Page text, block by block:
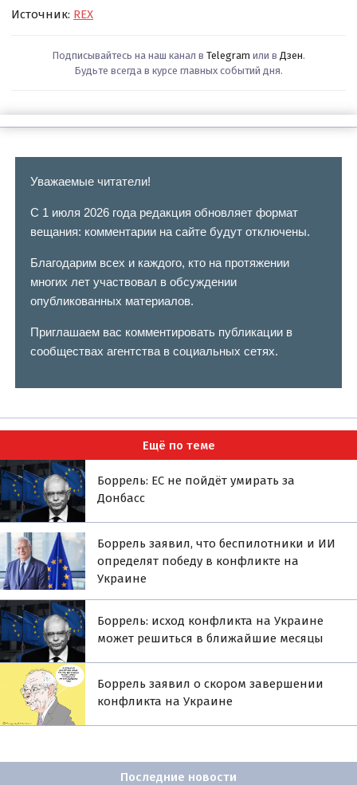
Источник: REX
Подписывайтесь на наш канал в Telegram или в Дзен.
Будьте всегда в курсе главных событий дня.
Уважаемые читатели!
С 1 июля 2026 года редакция обновляет формат
вещания: комментарии на сайте будут отключены.
Благодарим всех и каждого, кто на протяжении
многих лет участвовал в обсуждении
опубликованных материалов.
Приглашаем вас комментировать публикации в
сообществах агентства в социальных сетях.
Ещё по теме
Боррель: ЕС не пойдёт умирать за
Донбасс
Боррель заявил, что беспилотники и ИИ
определят победу в конфликте на
Украине
Боррель: исход конфликта на Украине
может решиться в ближайшие месяцы
Боррель заявил о скором завершении
конфликта на Украине
Последние новости